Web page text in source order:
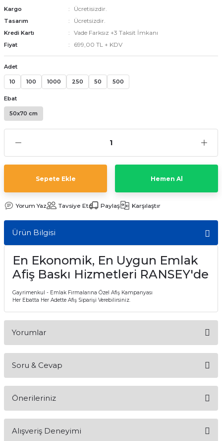
Kargo Ücretisizdir.
Tasarım Ücretsizdir.
Kredi Kartı Vade Farksız +3 Taksit İmkanı
Fiyat 699,00 TL + KDV
Adet
10 100 1000 250 50 500
Ebat
50x70 cm
Sepete Ekle Hemen Al
Yorum Yaz Tavsiye Et Paylaş Karşılaştır
Ürün Bilgisi
En Ekonomik, En Uygun Emlak
Afiş Baskı Hizmetleri RANSEY'de
Gayrimenkul - Emlak Firmalarına Özel Afiş Kampanyası
Her Ebatta Her Adette Afiş Siparişi Verebilirsiniz.
Yorumlar
Soru & Cevap
Önerileriniz
konularda yetersiz gördüğünüz noktaları öneri formunu
Alışveriş Deneyimi